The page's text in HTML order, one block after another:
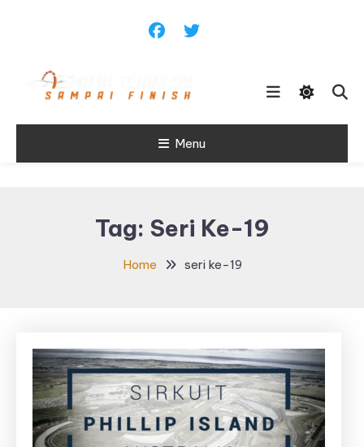
Maju Terus99
Menu
Tag: Seri Ke-19
Home seri ke-19